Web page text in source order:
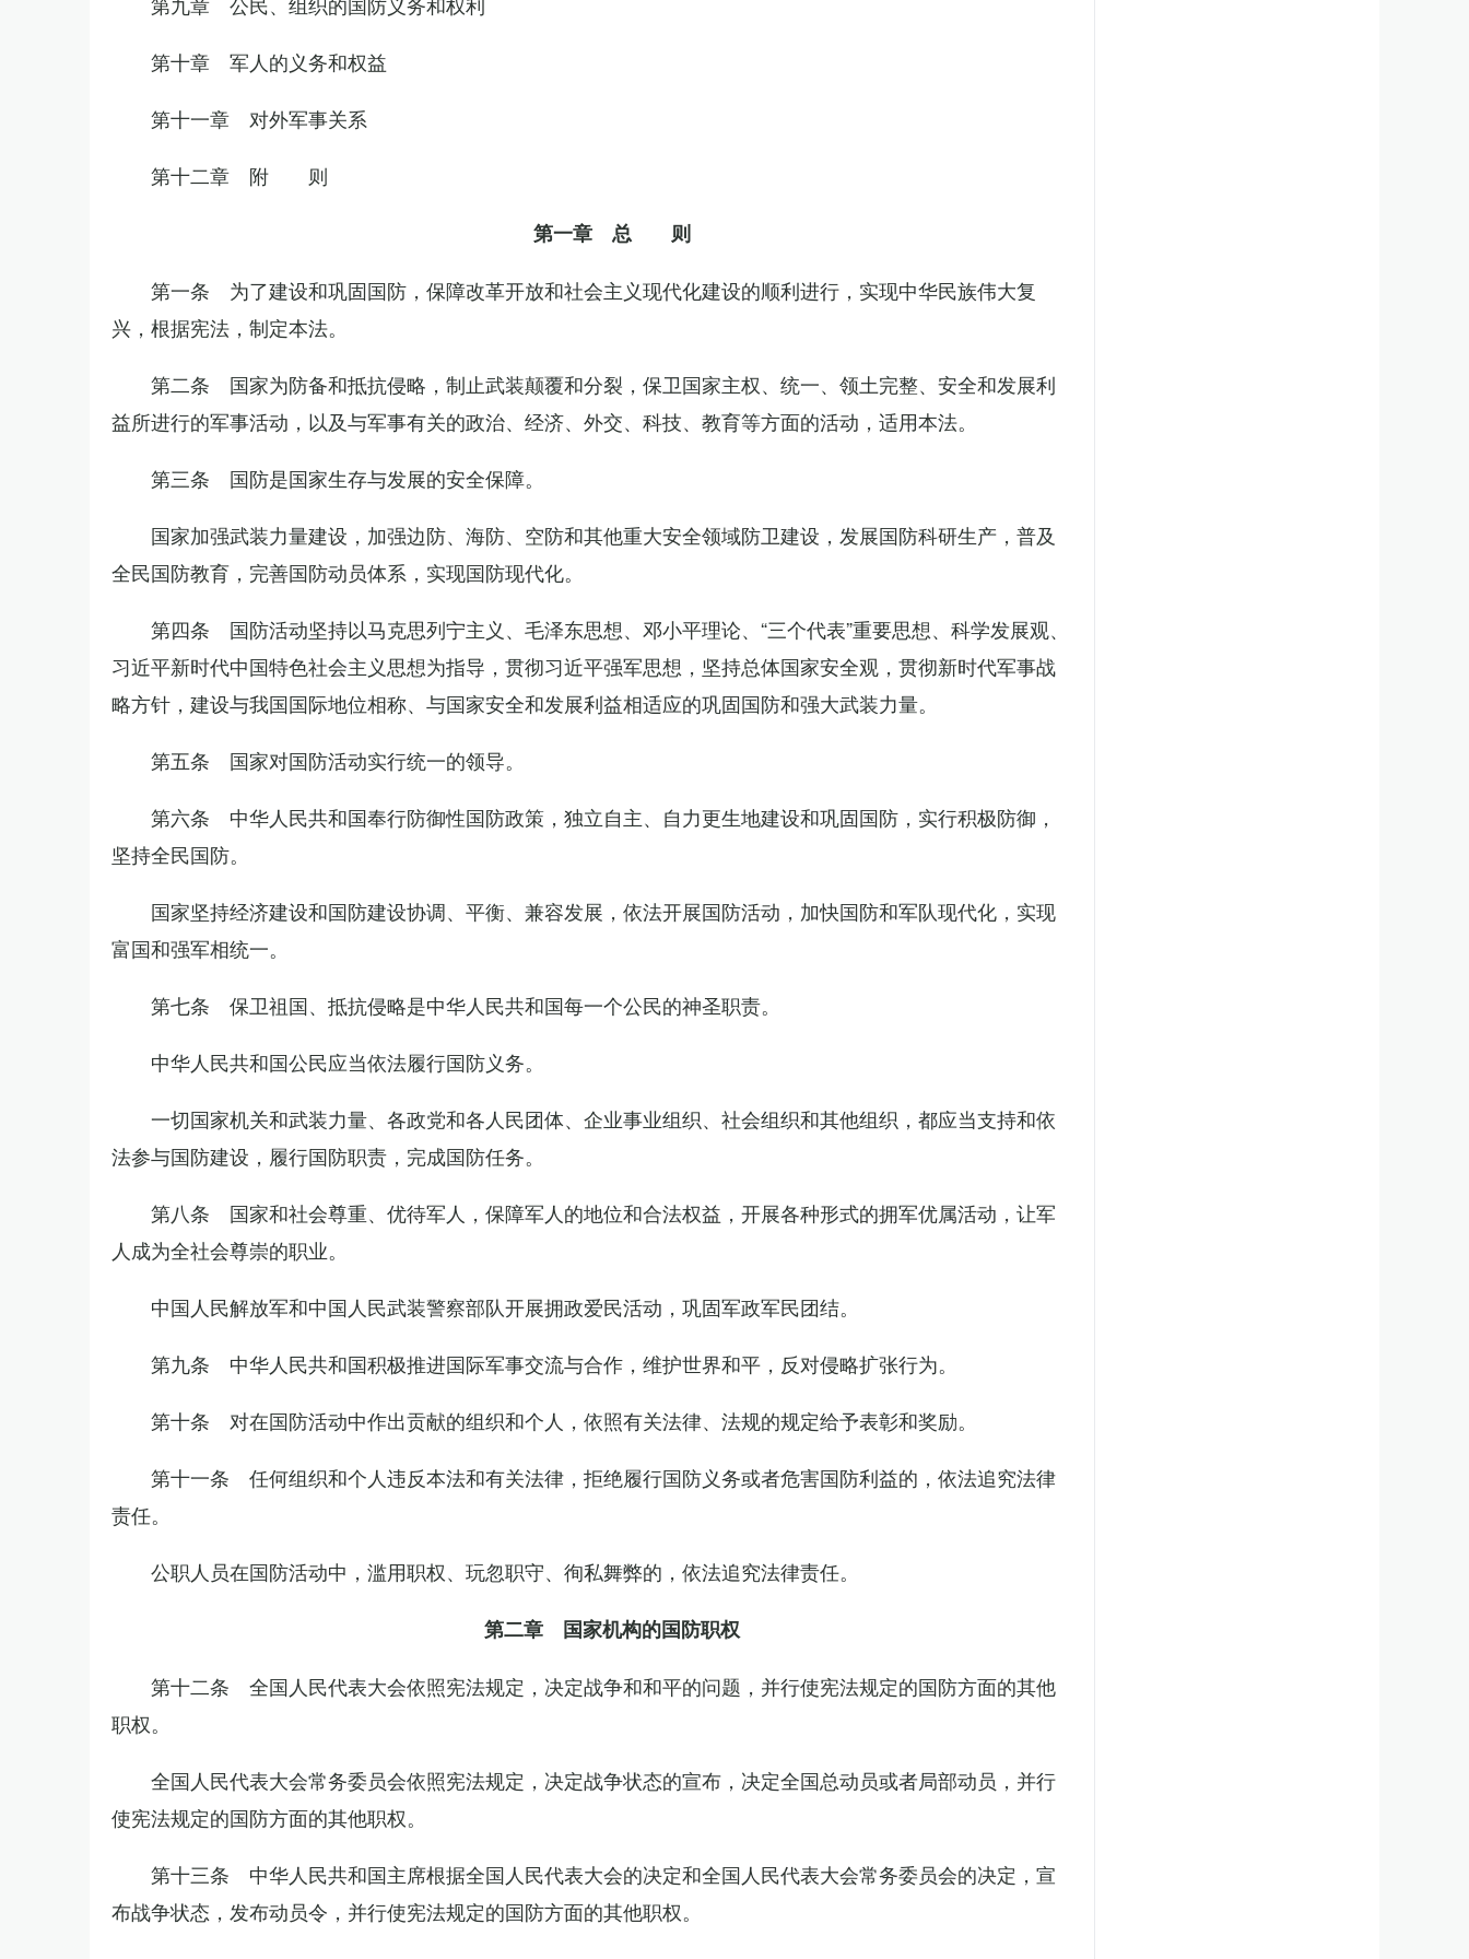
第十章 军人的义务和权益
第十一章 对外军事关系
第十二章 附 则
第一章 总 则
第一条 为了建设和巩固国防，保障改革开放和社会主义现代化建设的顺利进行，实现中华民族伟大复
兴，根据宪法，制定本法。
第二条 国家为防备和抵抗侵略，制止武装颠覆和分裂，保卫国家主权、统一、领土完整、安全和发展利
益所进行的军事活动，以及与军事有关的政治、经济、外交、科技、教育等方面的活动，适用本法。
第三条 国防是国家生存与发展的安全保障。
国家加强武装力量建设，加强边防、海防、空防和其他重大安全领域防卫建设，发展国防科研生产，普及
全民国防教育，完善国防动员体系，实现国防现代化。
第四条 国防活动坚持以马克思列宁主义、毛泽东思想、邓小平理论、“三个代表”重要思想、科学发展观、
习近平新时代中国特色社会主义思想为指导，贯彻习近平强军思想，坚持总体国家安全观，贯彻新时代军事战
略方针，建设与我国国际地位相称、与国家安全和发展利益相适应的巩固国防和强大武装力量。
第五条 国家对国防活动实行统一的领导。
第六条 中华人民共和国奉行防御性国防政策，独立自主、自力更生地建设和巩固国防，实行积极防御，
坚持全民国防。
国家坚持经济建设和国防建设协调、平衡、兼容发展，依法开展国防活动，加快国防和军队现代化，实现
富国和强军相统一。
第七条 保卫祖国、抵抗侵略是中华人民共和国每一个公民的神圣职责。
中华人民共和国公民应当依法履行国防义务。
一切国家机关和武装力量、各政党和各人民团体、企业事业组织、社会组织和其他组织，都应当支持和依
法参与国防建设，履行国防职责，完成国防任务。
第八条 国家和社会尊重、优待军人，保障军人的地位和合法权益，开展各种形式的拥军优属活动，让军
人成为全社会尊崇的职业。
中国人民解放军和中国人民武装警察部队开展拥政爱民活动，巩固军政军民团结。
第九条 中华人民共和国积极推进国际军事交流与合作，维护世界和平，反对侵略扩张行为。
第十条 对在国防活动中作出贡献的组织和个人，依照有关法律、法规的规定给予表彰和奖励。
第十一条 任何组织和个人违反本法和有关法律，拒绝履行国防义务或者危害国防利益的，依法追究法律
责任。
公职人员在国防活动中，滥用职权、玩忽职守、徇私舞弊的，依法追究法律责任。
第二章 国家机构的国防职权
第十二条 全国人民代表大会依照宪法规定，决定战争和和平的问题，并行使宪法规定的国防方面的其他
职权。
全国人民代表大会常务委员会依照宪法规定，决定战争状态的宣布，决定全国总动员或者局部动员，并行
使宪法规定的国防方面的其他职权。
第十三条 中华人民共和国主席根据全国人民代表大会的决定和全国人民代表大会常务委员会的决定，宣
布战争状态，发布动员令，并行使宪法规定的国防方面的其他职权。